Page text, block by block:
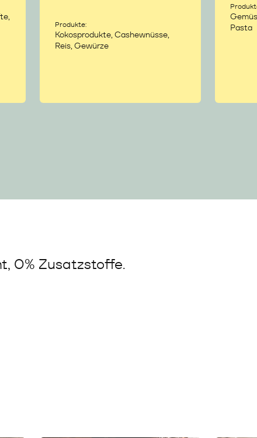
Produkte:
Kokosprodukte, Cashewnüsse,
Reis, Gewürze
Pasta
0% Zusatzstoffe.